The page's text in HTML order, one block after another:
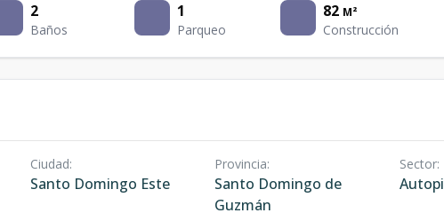
2
Baños
1
Parqueo
82 M²
Construcción
Ciudad:
Santo Domingo Este
Provincia:
Santo Domingo de
Guzmán
Sector: